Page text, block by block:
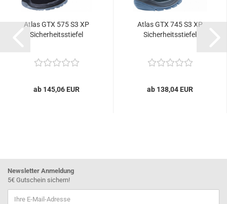
Atlas GTX 575 S3 XP
Sicherheitsstiefel
ab 145,06 EUR
Atlas GTX 745 S3 XP
Sicherheitsstiefel
ab 138,04 EUR
Newsletter Anmeldung
5€ Gutschein sichern!